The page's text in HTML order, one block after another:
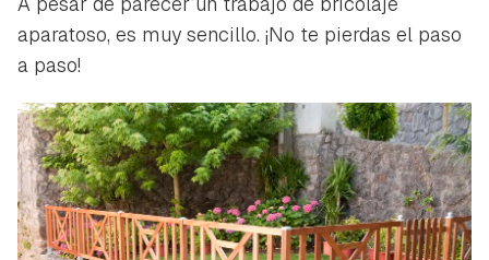
aparatoso, es muy sencillo. ¡No te pierdas el paso
a paso!